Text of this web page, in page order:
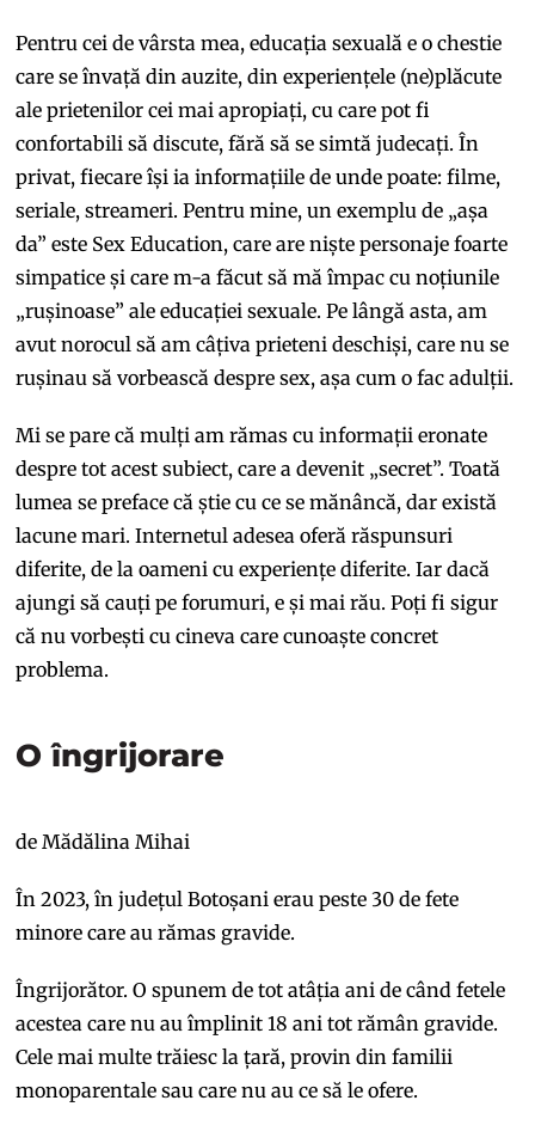
Pentru cei de vârsta mea, educația sexuală e o chestie
care se învață din auzite, din experiențele (ne)plăcute
ale prietenilor cei mai apropiați, cu care pot fi
confortabili să discute, fără să se simtă judecați. În
privat, fiecare își ia informațiile de unde poate: filme,
seriale, streameri. Pentru mine, un exemplu de „așa
da” este Sex Education, care are niște personaje foarte
simpatice și care m-a făcut să mă împac cu noțiunile
„rușinoase” ale educației sexuale. Pe lângă asta, am
avut norocul să am câțiva prieteni deschiși, care nu se
rușinau să vorbească despre sex, așa cum o fac adulții.
Mi se pare că mulți am rămas cu informații eronate
despre tot acest subiect, care a devenit „secret”. Toată
lumea se preface că știe cu ce se mănâncă, dar există
lacune mari. Internetul adesea oferă răspunsuri
diferite, de la oameni cu experiențe diferite. Iar dacă
ajungi să cauți pe forumuri, e și mai rău. Poți fi sigur
că nu vorbești cu cineva care cunoaște concret
problema.
O îngrijorare
de Mădălina Mihai
În 2023, în județul Botoșani erau peste 30 de fete
minore care au rămas gravide.
Îngrijorător. O spunem de tot atâția ani de când fetele
acestea care nu au împlinit 18 ani tot rămân gravide.
Cele mai multe trăiesc la țară, provin din familii
monoparentale sau care nu au ce să le ofere.